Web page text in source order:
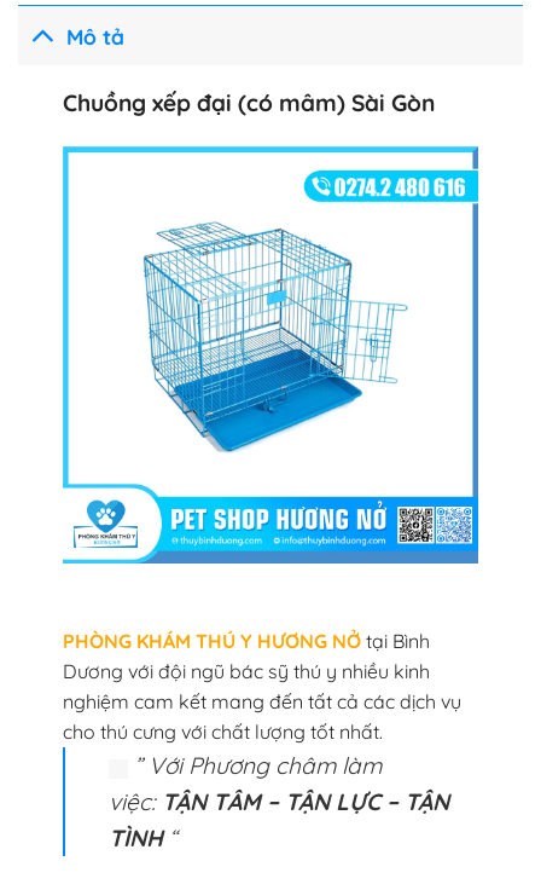
Mô tả
Chuồng xếp đại (có mâm) Sài Gòn
PHÒNG KHÁM THÚ Y HƯƠNG NỞtại Bình
Dương với đội ngũ bác sỹ thú y nhiều kinh
nghiệm cam kết mang đến tất cả các dịch vụ
cho thú cưng với chất lượng tốt nhất.
” Với Phương châm làm
việc: TẬN TÂM – TẬN LỰC – TẬN
TÌNH“